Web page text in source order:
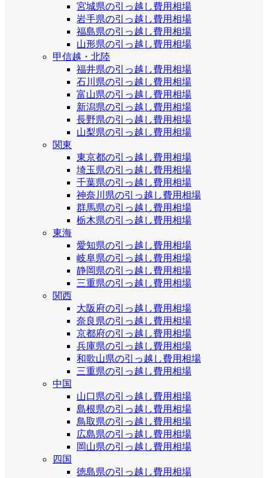
宮城県の引っ越し費用相場
岩手県の引っ越し費用相場
福島県の引っ越し費用相場
山形県の引っ越し費用相場
甲信越・北陸
福井県の引っ越し費用相場
石川県の引っ越し費用相場
富山県の引っ越し費用相場
新潟県の引っ越し費用相場
長野県の引っ越し費用相場
山梨県の引っ越し費用相場
関東
東京都の引っ越し費用相場
埼玉県の引っ越し費用相場
千葉県の引っ越し費用相場
神奈川県の引っ越し費用相場
群馬県の引っ越し費用相場
栃木県の引っ越し費用相場
東海
愛知県の引っ越し費用相場
岐阜県の引っ越し費用相場
静岡県の引っ越し費用相場
三重県の引っ越し費用相場
関西
大阪府の引っ越し費用相場
奈良県の引っ越し費用相場
京都府の引っ越し費用相場
兵庫県の引っ越し費用相場
和歌山県の引っ越し費用相場
三重県の引っ越し費用相場
中国
山口県の引っ越し費用相場
島根県の引っ越し費用相場
鳥取県の引っ越し費用相場
広島県の引っ越し費用相場
岡山県の引っ越し費用相場
四国
徳島県の引っ越し費用相場